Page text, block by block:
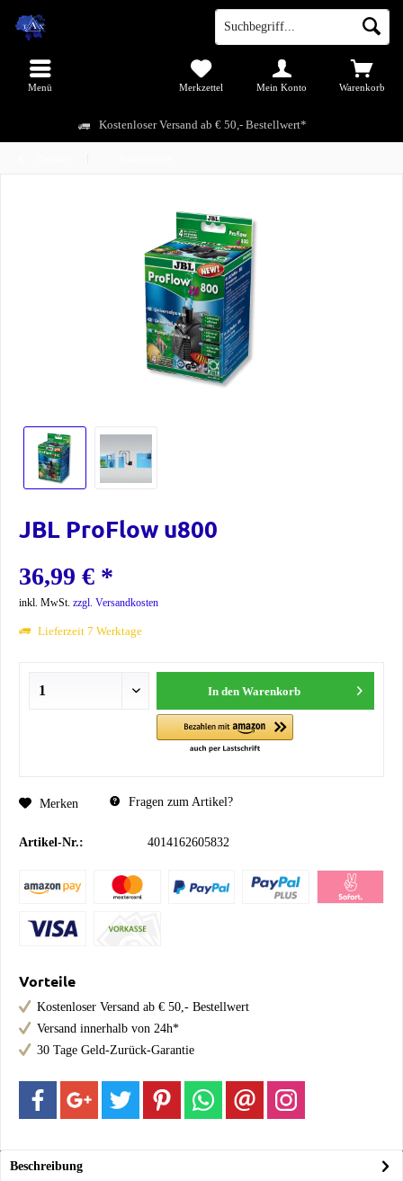
Kostenloser Versand ab € 50,- Bestellwert*
Menü Warenkorb
Merkzettel Mein Konto
JBL ProFlow u800
36,99 € *
inkl. MwSt. zzgl. Versandkosten
Lieferzeit 7 Werktage
In den Warenkorb
Merken Fragen zum Artikel?
Artikel-Nr.: 4014162605832
Vorteile
Kostenloser Versand ab € 50,- Bestellwert
Versand innerhalb von 24h*
30 Tage Geld-Zurück-Garantie
Beschreibung